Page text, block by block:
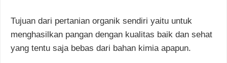
Tujuan dari pertanian organik sendiri yaitu untuk
menghasilkan pangan dengan kualitas baik dan sehat
yang tentu saja bebas dari bahan kimia apapun.